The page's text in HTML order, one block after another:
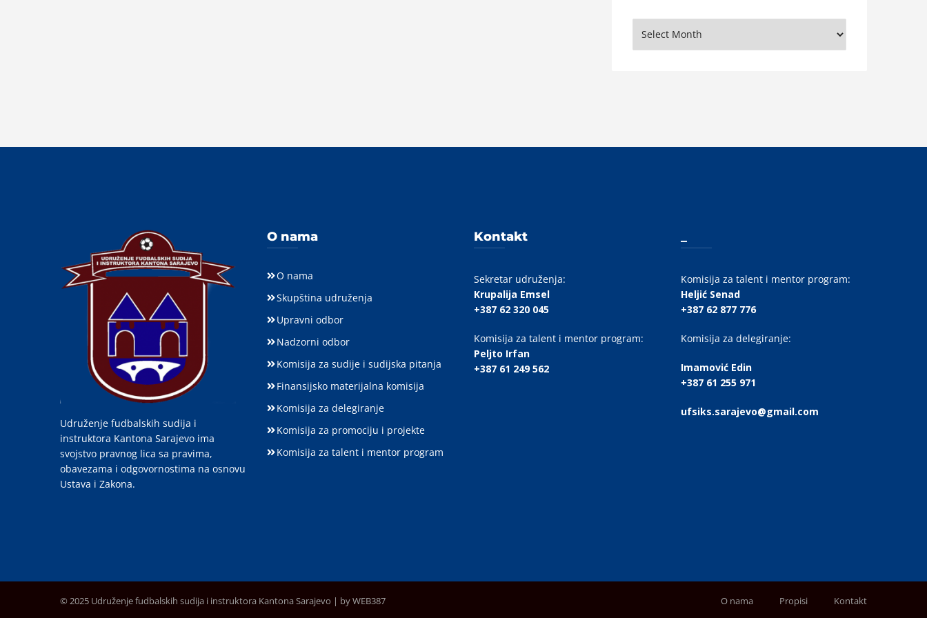
Udruženje fudbalskih sudija i
instruktora Kantona Sarajevo ima
svojstvo pravnog lica sa pravima,
obavezama i odgovornostima na osnovu
Ustava i Zakona.
O nama
O nama
Skupština udruženja
Upravni odbor
Nadzorni odbor
Komisija za sudije i sudijska pitanja
Finansijsko materijalna komisija
Komisija za delegiranje
Komisija za promociju i projekte
Komisija za talent i mentor program
Kontakt
Sekretar udruženja:
Krupalija Emsel
+387 62 320 045
Komisija za talent i mentor program:
Peljto Irfan
+387 61 249 562
Komisija za talent i mentor program:
Heljić Senad
+387 62 877 776
Komisija za delegiranje:
Imamović Edin
+387 61 255 971
ufsiks.sarajevo@gmail.com
© 2025 Udruženje fudbalskih sudija i instruktora Kantona Sarajevo | by WEB387 O nama Propisi Kontakt